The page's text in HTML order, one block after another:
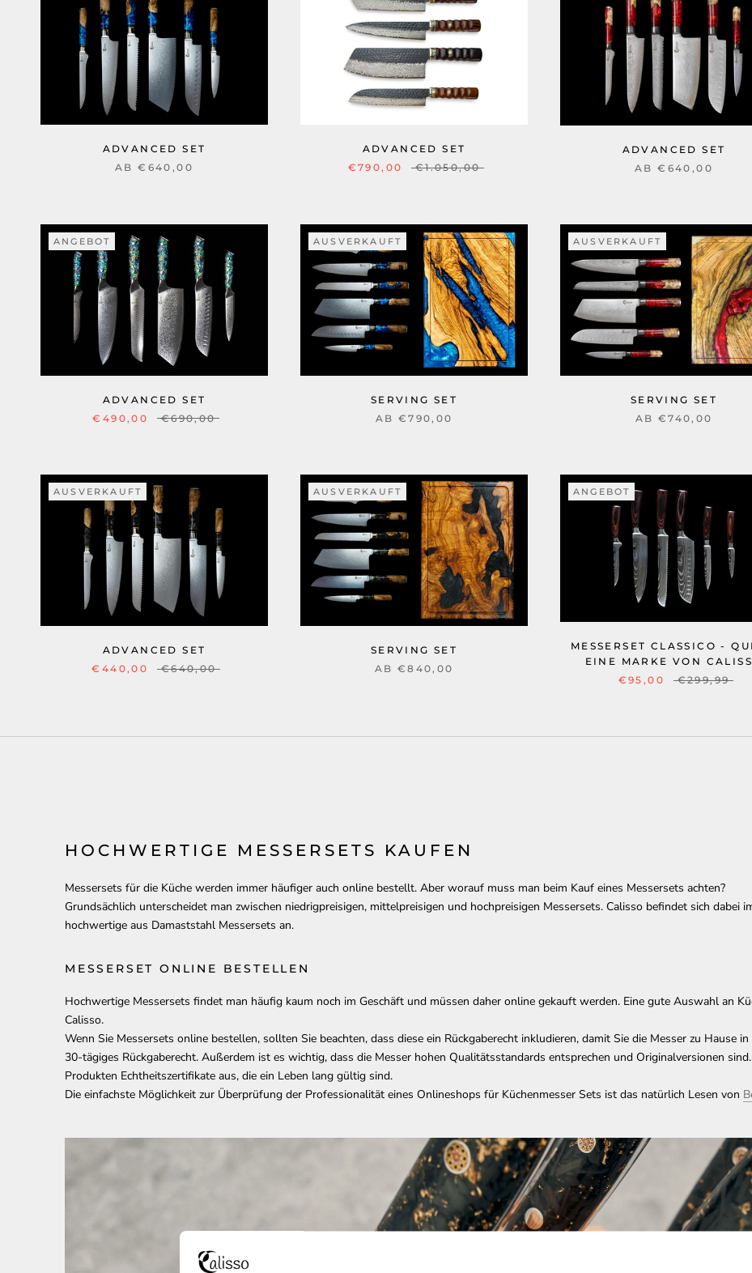
ADVANCED SET
AB €640,00
ADVANCED SET
€790,00
€1.050,00
ADVANCED SET
AB €640,00
ANGEBOT
ADVANCED SET
€490,00
€690,00
AUSVERKAUFT
SERVING SET
AB €790,00
AUSVERKAUFT
SERVING SET
AB €740,00
AUSVERKAUFT
ADVANCED SET
€440,00
€640,00
AUSVERKAUFT
SERVING SET
AB €840,00
ANGEBOT
MESSERSET CLASSICO -
EINE MARKE VON
€95,00
€299,99
HOCHWERTIGE MESSERSETS KAUFEN
Messersets für die Küche werden immer häufiger auch online bestellt. Aber worauf muss man beim Kauf eines Messersets achten?
Grundsächlich unterscheidet man zwischen niedrigpreisigen, mittelpreisigen und hochpreisigen Messersets. Calisso befindet sich
hochwertige aus Damaststahl Messersets an.
MESSERSET ONLINE BESTELLEN
Hochwertige Messersets findet man häufig kaum noch im Geschäft und müssen daher online gekauft werden. Eine gute Auswahl an
Calisso.
Wenn Sie Messersets online bestellen, sollten Sie beachten, dass diese ein Rückgaberecht inkludieren, damit Sie die Messer zu Hause
30-tägiges Rückgaberecht. Außerdem ist es wichtig, dass die Messer hohen Qualitätsstandards entsprechen und Originalversionen
Produkten Echtheitszertifikate aus, die ein Leben lang gültig sind.
Die einfachste Möglichkeit zur Überprüfung der Professionalität eines Onlineshops für Küchenmesser Sets ist das natürlich Lesen von